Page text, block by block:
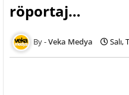
röportaj…
Veka Medya Salı,